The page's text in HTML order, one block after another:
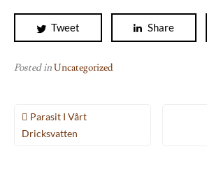
Tweet Share
Posted inUncategorized
Inläggsnavigering
Parasit I Vårt
Dricksvatten